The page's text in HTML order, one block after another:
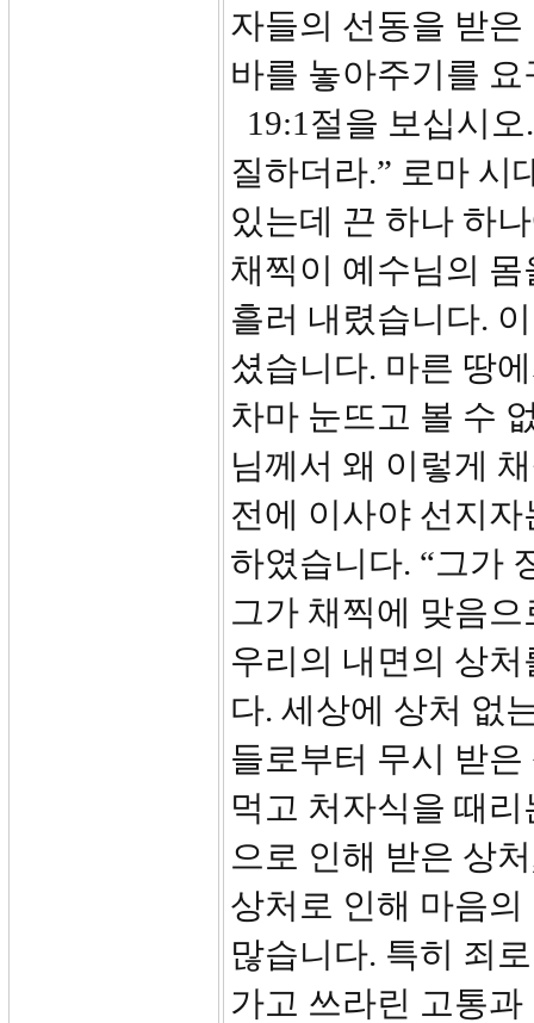
자들의 선동을 받
바를 놓아주기를
19:1절을 보십시
질하더라.” 로마 시
있는데 끈 하나 하
채찍이 예수님의
흘러 내렸습니다.
셨습니다. 마른 땅
차마 눈뜨고 볼 수
님께서 왜 이렇게
전에 이사야 선지
하였습니다. “그가
그가 채찍에 맞음
우리의 내면의 상
다. 세상에 상처 없
들로부터 무시 받
먹고 처자식을 때
으로 인해 받은 상
상처로 인해 마음
많습니다. 특히 죄
가고 쓰라린 고통